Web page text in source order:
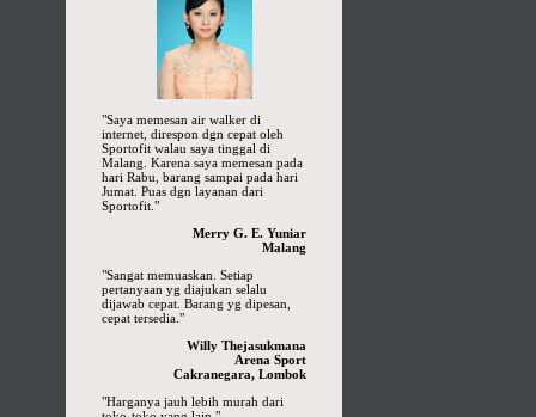
"Saya memesan air walker di
internet, direspon dgn cepat oleh
Sportofit walau saya tinggal di
Malang. Karena saya memesan pada
hari Rabu, barang sampai pada hari
Jumat. Puas dgn layanan dari
Sportofit."
Merry G. E. Yuniar
Malang
"Sangat memuaskan. Setiap
pertanyaan yg diajukan selalu
dijawab cepat. Barang yg dipesan,
cepat tersedia."
Willy Thejasukmana
Arena Sport
Cakranegara, Lombok
"Harganya jauh lebih murah dari